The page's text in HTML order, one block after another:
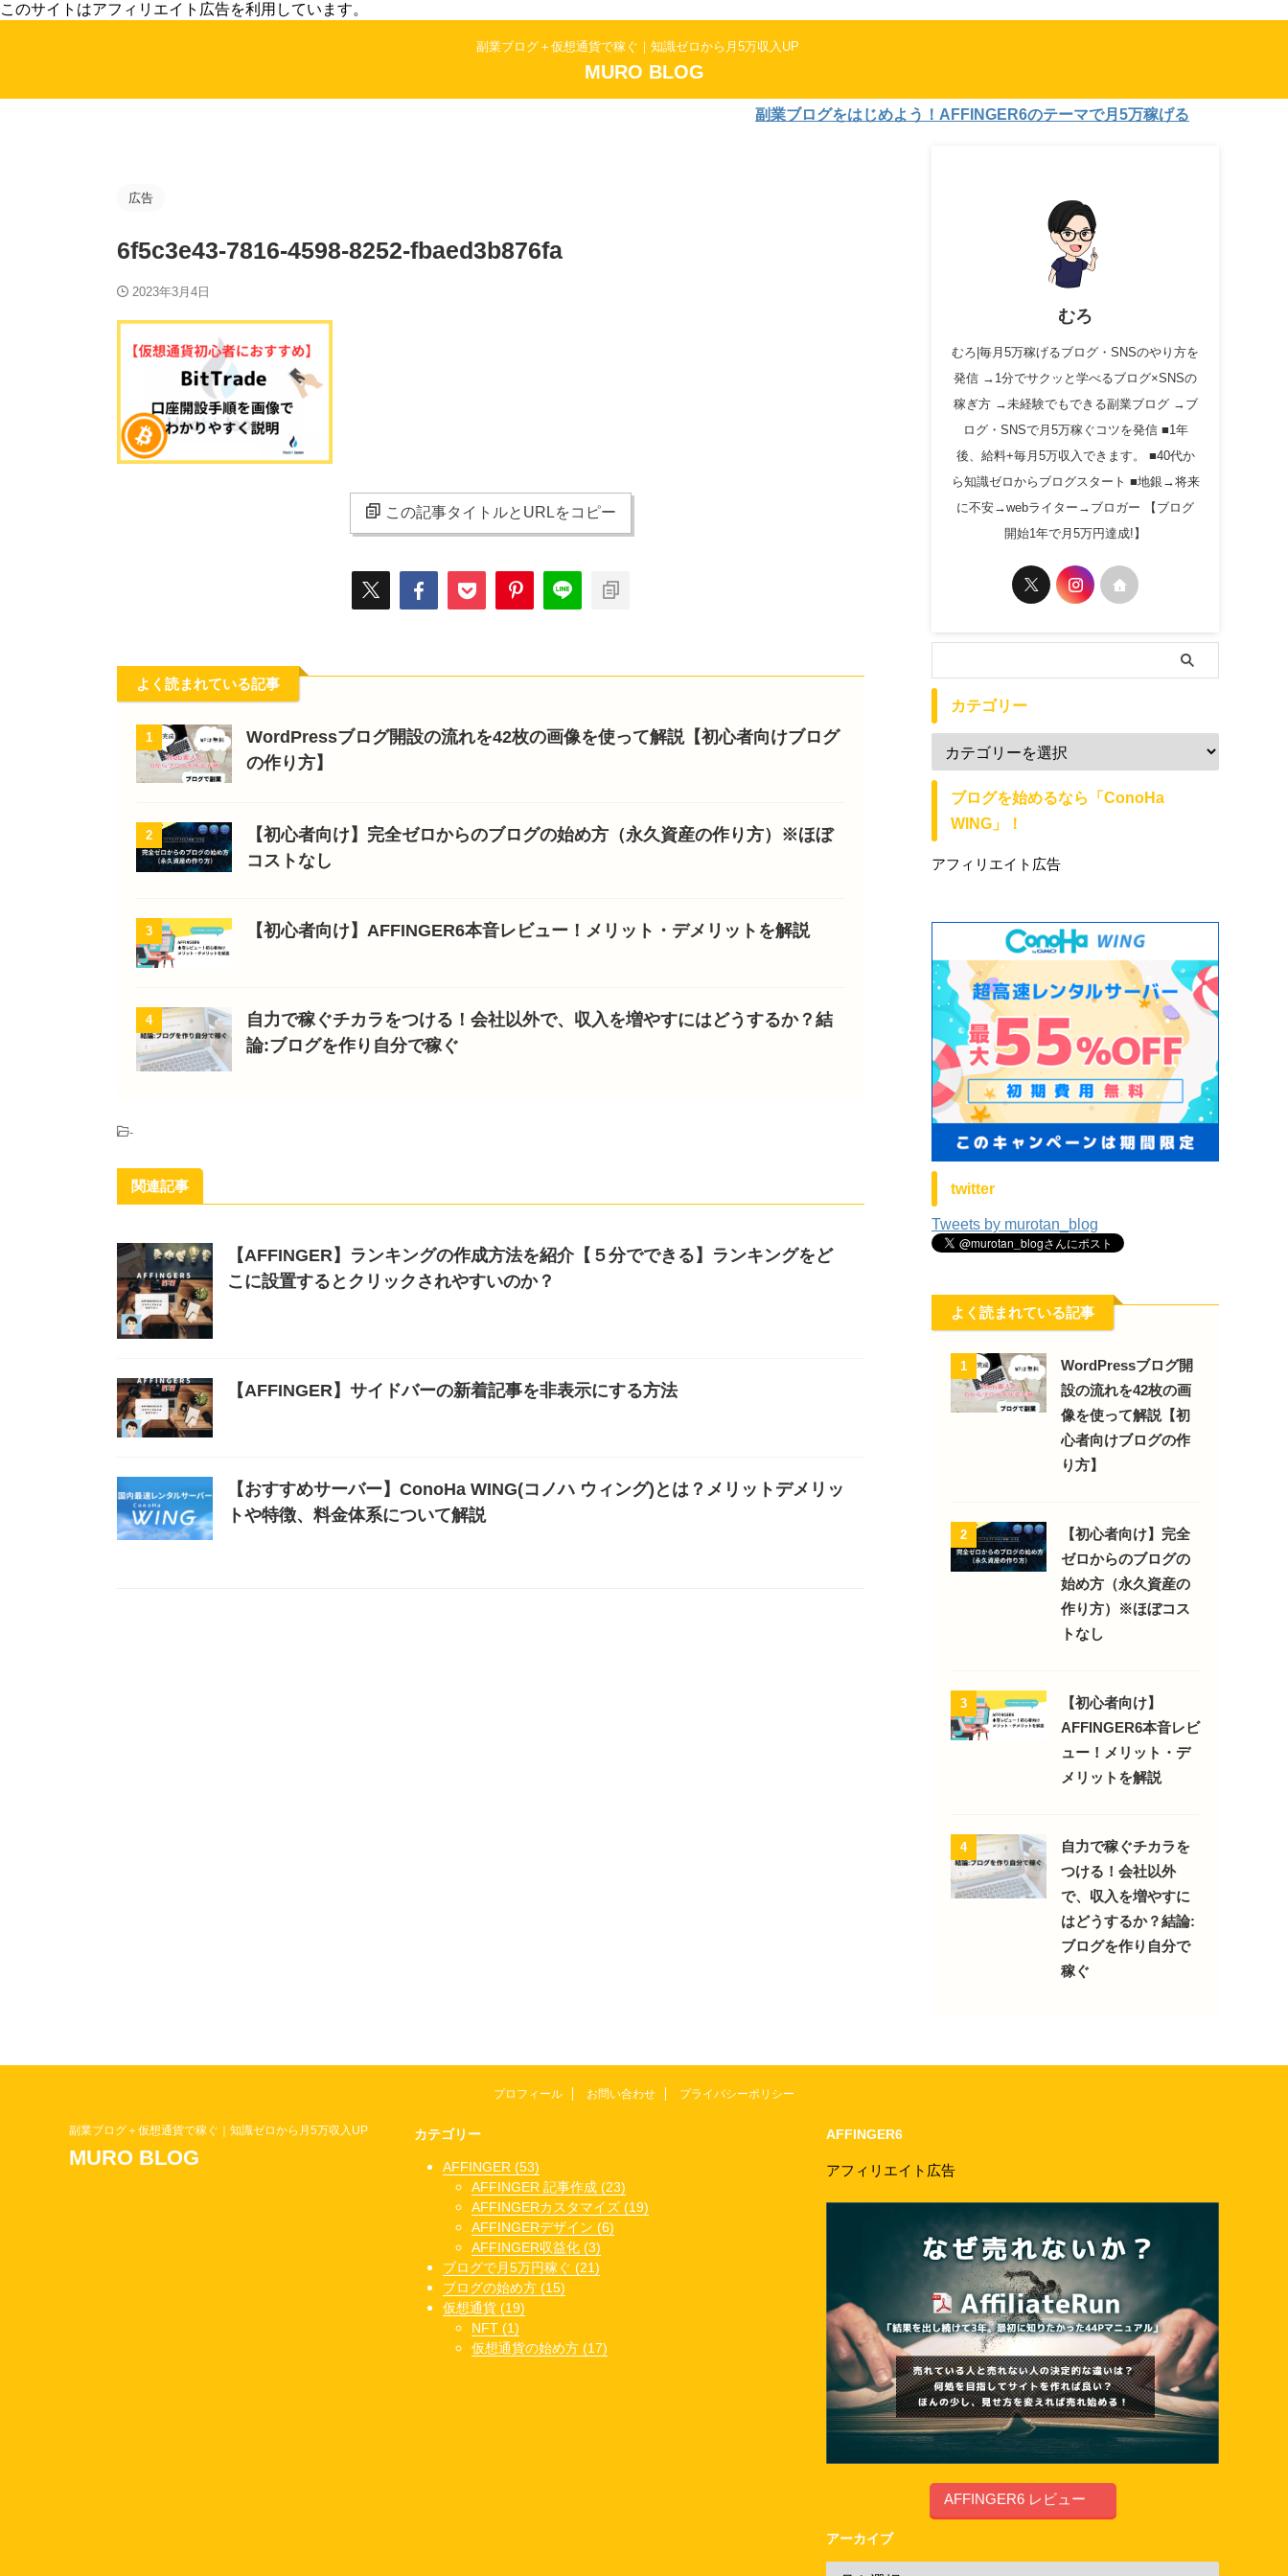
このサイトはアフィリエイト広告を利用しています。
副業ブログ＋仮想通貨で稼ぐ｜知識ゼロから月5万収入UP
MURO BLOG
副業ブログをはじめよう！AFFINGER6のテーマで月5万稼げる
広告
6f5c3e43-7816-4598-8252-fbaed3b876fa
2023年3月4日
この記事タイトルとURLをコピー
よく読まれている記事
1
WordPressブログ開設の流れを42枚の画像を使って解説【初心者向けブログ
の作り方】
2
【初心者向け】完全ゼロからのブログの始め方（永久資産の作り方）※ほぼ
コストなし
3 【初心者向け】AFFINGER6本音レビュー！メリット・デメリットを解説
4
自力で稼ぐチカラをつける！会社以外で、収入を増やすにはどうするか？結
論:ブログを作り自分で稼ぐ
-
関連記事
【AFFINGER】ランキングの作成方法を紹介【５分でできる】ランキングをど
こに設置するとクリックされやすいのか？
【AFFINGER】サイドバーの新着記事を非表示にする方法
【おすすめサーバー】ConoHa WING(コノハ ウィング)とは？メリットデメリッ
トや特徴、料金体系について解説
むろ
むろ|毎月5万稼げるブログ・SNSのやり方を
発信 →1分でサクッと学べるブログ×SNSの
稼ぎ方 →未経験でもできる副業ブログ →ブ
ログ・SNSで月5万稼ぐコツを発信 ■1年
後、給料+毎月5万収入できます。 ■40代か
ら知識ゼロからブログスタート ■地銀→将来
に不安→webライター→ブロガー 【ブログ
開始1年で月5万円達成!】
カテゴリー
ブログを始めるなら「ConoHa
WING」！
アフィリエイト広告
twitter
Tweets by murotan_blog
よく読まれている記事
1
WordPressブログ開
設の流れを42枚の画
像を使って解説【初
心者向けブログの作
り方】
2
【初心者向け】完全
ゼロからのブログの
始め方（永久資産の
作り方）※ほぼコス
トなし
3
【初心者向け】
AFFINGER6本音レビ
ュー！メリット・デ
メリットを解説
4
自力で稼ぐチカラを
つける！会社以外
で、収入を増やすに
はどうするか？結論:
ブログを作り自分で
稼ぐ
プロフィール お問い合わせ プライバシーポリシー
カテゴリー
AFFINGER (53)
AFFINGER 記事作成 (23)
AFFINGERカスタマイズ (19)
AFFINGERデザイン (6)
AFFINGER収益化 (3)
ブログで月5万円稼ぐ (21)
ブログの始め方 (15)
仮想通貨 (19)
NFT (1)
仮想通貨の始め方 (17)
AFFINGER6
アフィリエイト広告
AFFINGER6 レビュー
アーカイブ
副業ブログ＋仮想通貨で稼ぐ｜知識ゼロから月5万収入UP
MURO BLOG